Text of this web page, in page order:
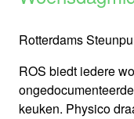
Rotterdams
ROS biedt iedere
keuken. Physico